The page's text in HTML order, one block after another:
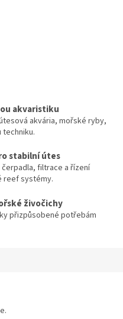
akvaristiku
akvária, mořské ryby,
techniku.
stabilní útes
filtrace a řízení
reef systémy.
živočichy
přizpůsobené potřebám